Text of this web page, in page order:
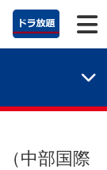
中部国際